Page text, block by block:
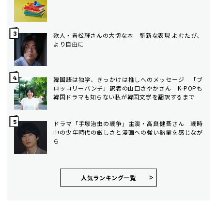
歌人・青松輝さんの大切な本 斬新な表現 よむたび、
より自由に
韓国語は独学、きっかけは推しへのメッセージ 「ブ
ロッコリーパンチ」訳者の山口さやかさん K-POPも
韓国ドラマも知らない私が韓国文学を翻訳するまで
ドラマ「手塚治虫の戦争」主演・高良健吾さん 戦時
中の少年時代の厳しさと漫画への強い熱量を感じなが
ら
人気ランキング⼀覧